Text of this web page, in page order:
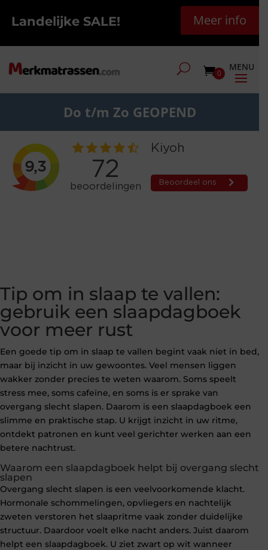
Landelijke SALE! Meer info
0
Do t/m Zo GEOPEND
Tip om in slaap te vallen:
gebruik een slaapdagboek
voor meer rust
Een goede tip om in slaap te vallen begint vaak niet in bed,
maar bij inzicht in uw gewoontes. Veel mensen liggen
wakker zonder precies te weten waarom. Soms speelt
stress mee, soms cafeïne, en soms is er sprake van
overgang slecht slapen. Daarom is een slaapdagboek een
slimme en praktische stap. U krijgt inzicht in uw ritme,
ontdekt patronen en kunt veel gerichter werken aan een
betere nachtrust.
Waarom een slaapdagboek helpt bij overgang slecht
slapen
Overgang slecht slapen is een veelvoorkomende klacht.
Hormonale schommelingen, opvliegers en nachtelijk
zweten verstoren het slaapritme vaak zonder duidelijke
structuur. Daardoor voelt elke nacht anders. Juist daarom
helpt een slaapdagboek. U ziet zwart op wit wanneer